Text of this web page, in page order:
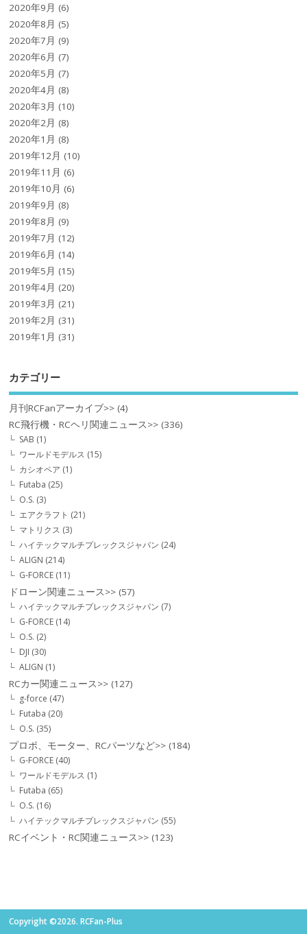
2020年9月 (6)
2020年8月 (5)
2020年7月 (9)
2020年6月 (7)
2020年5月 (7)
2020年4月 (8)
2020年3月 (10)
2020年2月 (8)
2020年1月 (8)
2019年12月 (10)
2019年11月 (6)
2019年10月 (6)
2019年9月 (8)
2019年8月 (9)
2019年7月 (12)
2019年6月 (14)
2019年5月 (15)
2019年4月 (20)
2019年3月 (21)
2019年2月 (31)
2019年1月 (31)
カテゴリー
月刊RCFanアーカイブ>> (4)
RC飛行機・RCヘリ関連ニュース>> (336)
SAB (1)
ワールドモデルス (15)
カシオペア (1)
Futaba (25)
O.S. (3)
エアクラフト (21)
マトリクス (3)
ハイテックマルチプレックスジャパン (24)
ALIGN (214)
G-FORCE (11)
ドローン関連ニュース>> (57)
ハイテックマルチプレックスジャパン (7)
G-FORCE (14)
O.S. (2)
DJI (30)
ALIGN (1)
RCカー関連ニュース>> (127)
g-force (47)
Futaba (20)
O.S. (35)
プロポ、モーター、RCパーツなど>> (184)
G-FORCE (40)
ワールドモデルス (1)
Futaba (65)
O.S. (16)
ハイテックマルチプレックスジャパン (55)
RCイベント・RC関連ニュース>> (123)
Copyright ©2026. RCFan-Plus